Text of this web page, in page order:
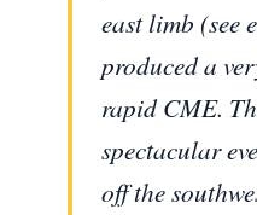
east limb (see
produced a
rapid CME.
spectacular
off the